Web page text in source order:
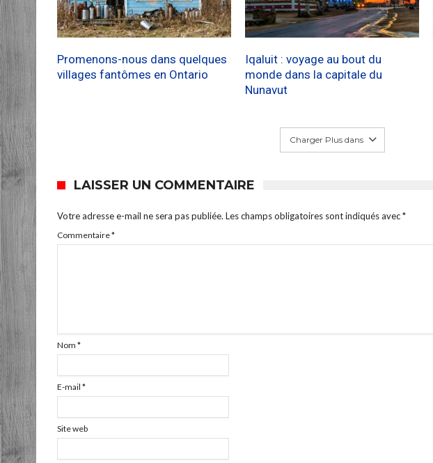
Promenons-nous dans quelques
villages fantômes en Ontario
Iqaluit : voyage au bout du
monde dans la capitale du
Nunavut
Charger Plus dans
LAISSER UN COMMENTAIRE
Votre adresse e-mail ne sera pas publiée. Les champs obligatoires sont indiqués avec*
Commentaire*
Nom *
E-mail *
Site web